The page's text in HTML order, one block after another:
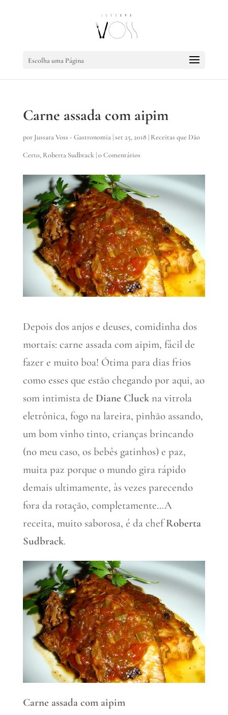
Escolha uma Página
Carne assada com aipim
por Jussara Voss - Gastronomia|set 25, 2018| Receitas que Dão
Certo, Roberta Sudbrack|0 Comentários
Depois dos anjos e deuses, comidinha dos
mortais: carne assada com aipim, fácil de
fazer e muito boa! Ótima para dias frios
como esses que estão chegando por aqui, ao
som intimista de Diane Cluckna vitrola
eletrônica, fogo na lareira, pinhão assando,
um bom vinho tinto, crianças brincando
(no meu caso, os bebês gatinhos) e paz,
muita paz porque o mundo gira rápido
demais ultimamente, às vezes parecendo
fora da rotação, completamente…A
receita, muito saborosa, é da chefRoberta
Sudbrack.
Carne assada com aipim